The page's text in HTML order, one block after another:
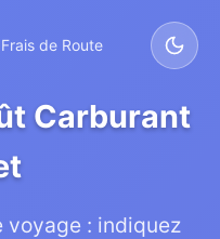
de Route
Carburant
voyage : indiquez